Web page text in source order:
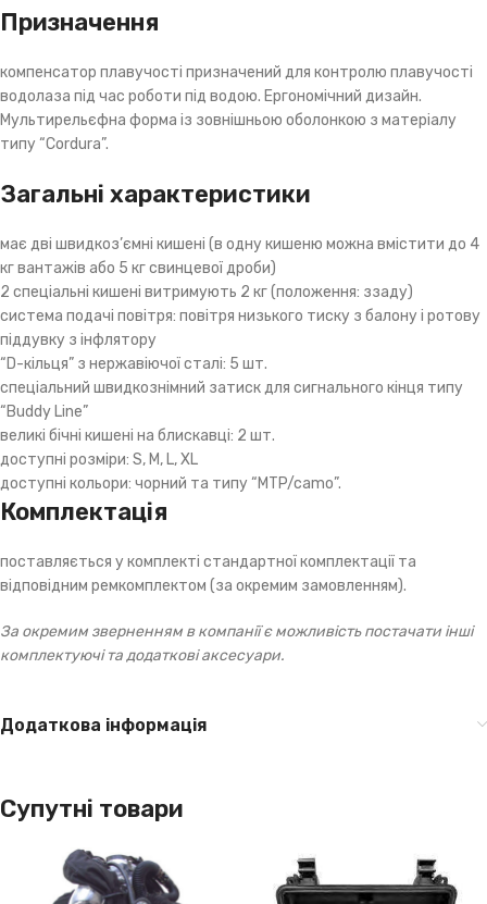
Призначення
компенсатор плавучості призначений для контролю плавучості
водолаза під час роботи під водою. Ергономічний дизайн.
Мультирельєфна форма із зовнішньою оболонкою з матеріалу
типу “Cordura”.
Загальні характеристики
має дві швидкоз’ємні кишені (в одну кишеню можна вмістити до 4
кг вантажів або 5 кг свинцевої дроби)
2 спеціальні кишені витримують 2 кг (положення: ззаду)
система подачі повітря: повітря низького тиску з балону і ротову
піддувку з інфлятору
“D-кільця” з нержавіючої сталі: 5 шт.
спеціальний швидкознімний затиск для сигнального кінця типу
“Buddy Line”
великі бічні кишені на блискавці: 2 шт.
доступні розміри: S, M, L, XL
доступні кольори: чорний та типу “MTP/camo”.
Комплектація
поставляється у комплекті стандартної комплектації та
відповідним ремкомплектом (за окремим замовленням).
За окремим зверненням в компанії є можливість постачати інші
комплектуючі та додаткові аксесуари.
Додаткова інформація
Супутні товари